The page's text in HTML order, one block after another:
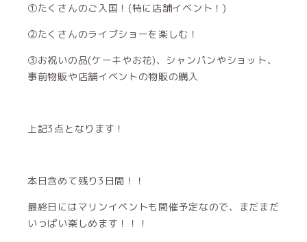
①たくさんのご入国！(特に店舗イベント！)
②たくさんのライブショーを楽しむ！
③お祝いの品(ケーキやお花)、シャンパンやショット、
事前物販や店舗イベントの物販の購入
上記3点となります！
本日含めて残り3日間！！
最終日にはマリンイベントも開催予定なので、まだまだ
いっぱい楽しめます！！！